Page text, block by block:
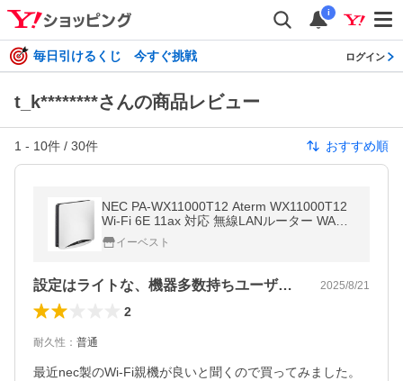
i
毎日引けるくじ 今すぐ挑戦 ログイン
t_k********さんの商品レビュー
1 - 10件 / 30件 おすすめ順
NEC PA-WX11000T12 Aterm WX11000T12
Wi-Fi 6E 11ax 対応 無線LANルーター WA
N、LANx1 10Gbps対応
イーベスト
設定はライトな、機器多数持ちユーザー向け 2025/8/21
2
耐久性 ： 普通
最近nec製のWi-Fi親機が良いと聞くので買ってみました。